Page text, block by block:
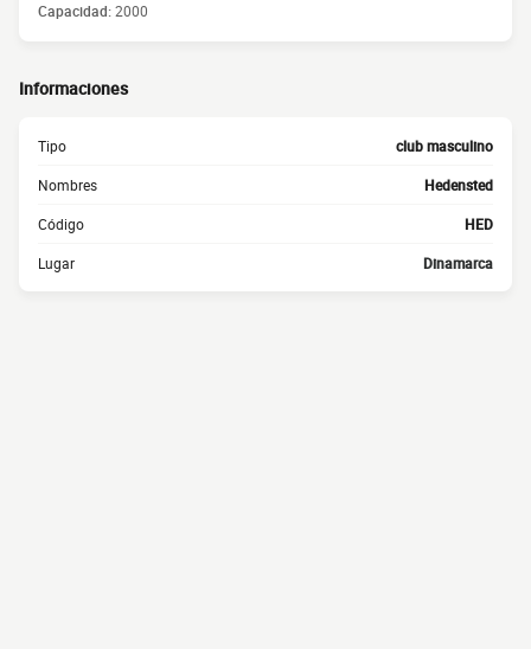
Capacidad:2000
Informaciones
Tipo club masculino
Nombres Hedensted
Código HED
Lugar Dinamarca